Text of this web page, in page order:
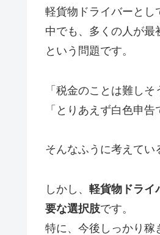
軽貨物ドライバーとし
中でも、多くの人が最
という問題です。
「税金のことは難し
「とりあえず白色申告
そんなふうに考えてい
しかし、 軽貨物ドライ
要な選択肢です。
特に、今後しっかり稼